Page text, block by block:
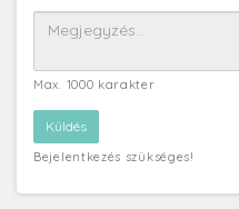
Max. 1000 karakter
Bejelentkezés szükséges!